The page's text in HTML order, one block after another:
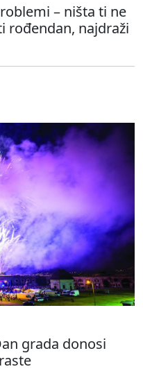
– ništa ti ne
rođendan, najdraži
grada donosi